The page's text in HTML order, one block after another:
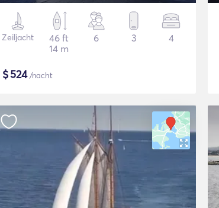
Zeiljacht
46 ft
14 m
6 3 4
$524/nacht